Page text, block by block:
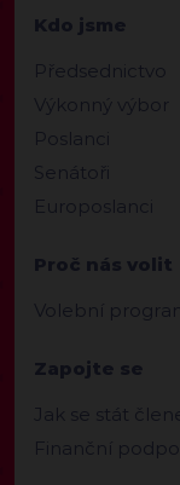
Kdo jsme
Předsednictvo
Výkonný výbor
Poslanci
Senátoři
Europoslanci
Proč nás volit
Volební
Zapojte se
Jak se stát
Finanční